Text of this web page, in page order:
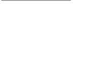
Leer más